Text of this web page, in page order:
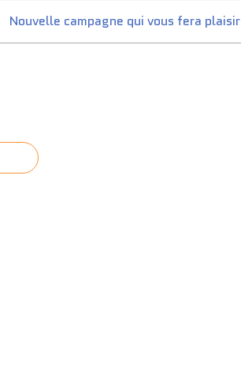
Nouvelle campagne qui vous fera plaisir